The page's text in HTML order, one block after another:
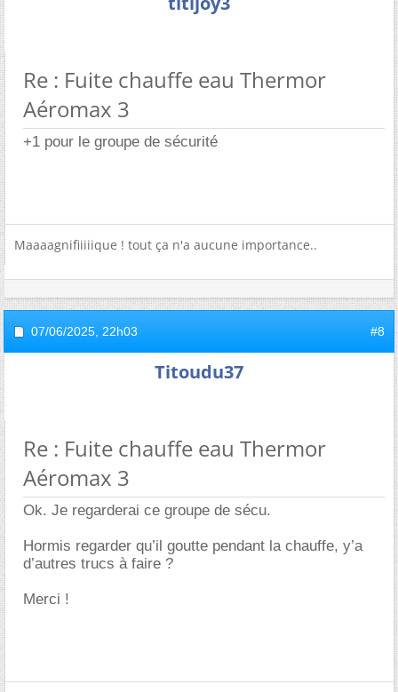
Re : Fuite chauffe eau Thermor
Aéromax 3
+1 pour le groupe de sécurité
Maaaagnifiiiiique ! tout ça n'a aucune importance..
07/06/2025, 22h03 #8
Titoudu37
Re : Fuite chauffe eau Thermor
Aéromax 3
Ok. Je regarderai ce groupe de sécu.
Hormis regarder qu’il goutte pendant la chauffe, y’a
d’autres trucs à faire ?
Merci !